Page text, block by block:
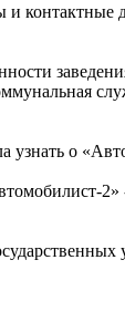
и контактные
узнать о
2»